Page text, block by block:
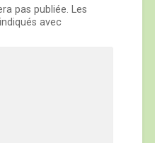
pas publiée. Les
avec